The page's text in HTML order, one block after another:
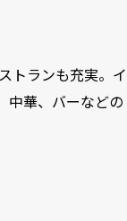
トランも充実。イ
中華、バーなどの